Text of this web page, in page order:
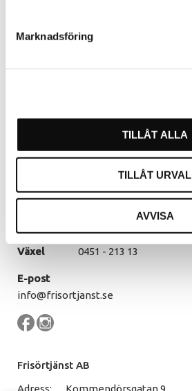
Marknadsföring
TILLÅT ALLA
TILLÅT URVAL
AVVISA
Vår butik
Öppettider
Måndag - Torsdag 07.30 - 16.00
07.30 - 14.30
Växel 0451 - 213 13
E-post
info@frisortjanst.se
Frisörtjänst AB